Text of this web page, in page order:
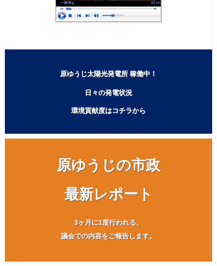
原ゆうじ太陽光発電所 稼働中！
日々の発電状況
環境貢献度はコチラから
原ゆうじの市政
最新レポート
3ヶ月に1度行われる、
議会での内容をご報告します。